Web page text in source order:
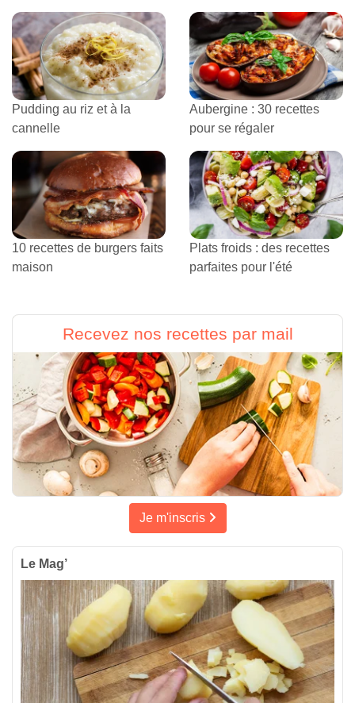
Pudding au riz et à la
cannelle
Aubergine : 30 recettes
pour se régaler
10 recettes de burgers faits
maison
Plats froids : des recettes
parfaites pour l'été
Recevez nos recettes par mail
Je m'inscris
Le Mag’